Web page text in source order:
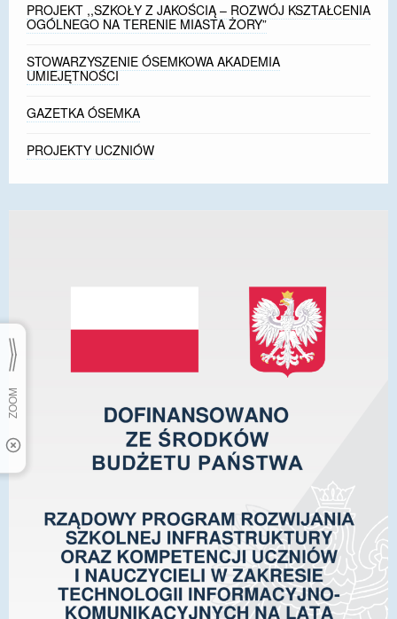
PROJEKT ,,SZKOŁY Z JAKOŚCIĄ – ROZWÓJ KSZTAŁCENIA
OGÓLNEGO NA TERENIE MIASTA ŻORY”
STOWARZYSZENIE ÓSEMKOWA AKADEMIA
UMIEJĘTNOŚCI
GAZETKA ÓSEMKA
PROJEKTY UCZNIÓW